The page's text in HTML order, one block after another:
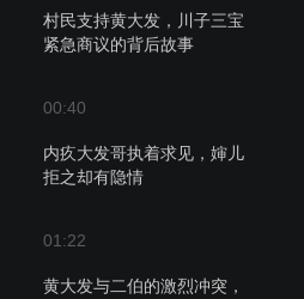
村民支持黄大发，川子三宝
紧急商议的背后故事
00:40
内疚大发哥执着求见，婶儿
拒之却有隐情
01:22
黄大发与二伯的激烈冲突，